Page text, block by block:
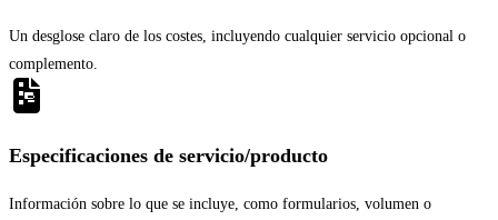
Un desglose claro de los costes, incluyendo cualquier servicio opcional o
complemento.
Especificaciones de servicio/producto
Información sobre lo que se incluye, como formularios, volumen o